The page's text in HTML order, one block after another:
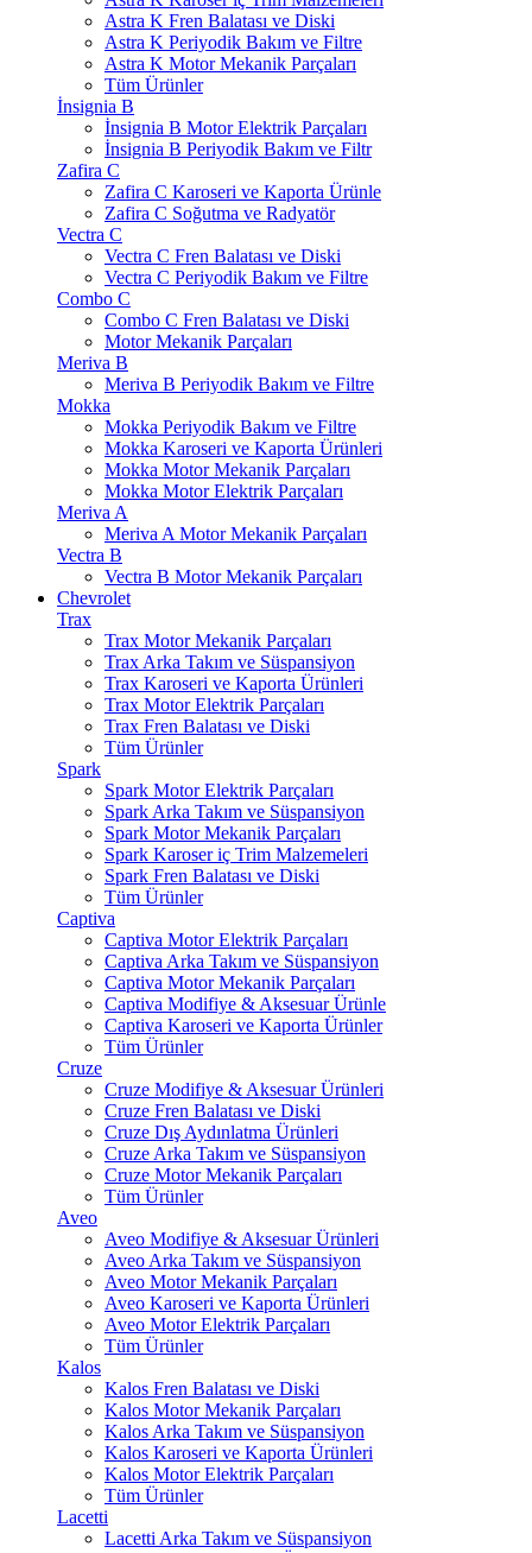
Astra K Fren Balatası ve Diski
Astra K Periyodik Bakım ve Filtre
Astra K Motor Mekanik Parçaları
Tüm Ürünler
İnsignia B
İnsignia B Motor Elektrik Parçaları
İnsignia B Periyodik Bakım ve Filtr
Zafira C
Zafira C Karoseri ve Kaporta Ürünle
Zafira C Soğutma ve Radyatör
Vectra C
Vectra C Fren Balatası ve Diski
Vectra C Periyodik Bakım ve Filtre
Combo C
Combo C Fren Balatası ve Diski
Motor Mekanik Parçaları
Meriva B
Meriva B Periyodik Bakım ve Filtre
Mokka
Mokka Periyodik Bakım ve Filtre
Mokka Karoseri ve Kaporta Ürünleri
Mokka Motor Mekanik Parçaları
Mokka Motor Elektrik Parçaları
Meriva A
Meriva A Motor Mekanik Parçaları
Vectra B
Vectra B Motor Mekanik Parçaları
Chevrolet
Trax
Trax Motor Mekanik Parçaları
Trax Arka Takım ve Süspansiyon
Trax Karoseri ve Kaporta Ürünleri
Trax Motor Elektrik Parçaları
Trax Fren Balatası ve Diski
Tüm Ürünler
Spark
Spark Motor Elektrik Parçaları
Spark Arka Takım ve Süspansiyon
Spark Motor Mekanik Parçaları
Spark Karoser iç Trim Malzemeleri
Spark Fren Balatası ve Diski
Tüm Ürünler
Captiva
Captiva Motor Elektrik Parçaları
Captiva Arka Takım ve Süspansiyon
Captiva Motor Mekanik Parçaları
Captiva Modifiye & Aksesuar Ürünle
Captiva Karoseri ve Kaporta Ürünler
Tüm Ürünler
Cruze
Cruze Modifiye & Aksesuar Ürünleri
Cruze Fren Balatası ve Diski
Cruze Dış Aydınlatma Ürünleri
Cruze Arka Takım ve Süspansiyon
Cruze Motor Mekanik Parçaları
Tüm Ürünler
Aveo
Aveo Modifiye & Aksesuar Ürünleri
Aveo Arka Takım ve Süspansiyon
Aveo Motor Mekanik Parçaları
Aveo Karoseri ve Kaporta Ürünleri
Aveo Motor Elektrik Parçaları
Tüm Ürünler
Kalos
Kalos Fren Balatası ve Diski
Kalos Motor Mekanik Parçaları
Kalos Arka Takım ve Süspansiyon
Kalos Karoseri ve Kaporta Ürünleri
Kalos Motor Elektrik Parçaları
Tüm Ürünler
Lacetti
Lacetti Arka Takım ve Süspansiyon